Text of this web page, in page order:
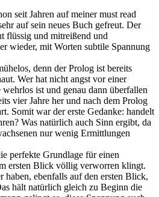
seit Jahren auf meiner must read
auf sein neues Buch gefreut. Der
flüssig und mitreißend und
wieder, mit Worten subtile Spannung
denn der Prolog ist bereits
Wer hat nicht angst vor einer
ist und genau dann überfallen
vier Jahre her und nach dem Prolog
Somit war der erste Gedanke: handelt
Was natürlich auch Sinn ergibt, da
nur wenig Ermittlungen
perfekte Grundlage für einen
ersten Blick völlig verworren klingt.
haben, ebenfalls auf den ersten Blick,
hält natürlich gleich zu Beginn die